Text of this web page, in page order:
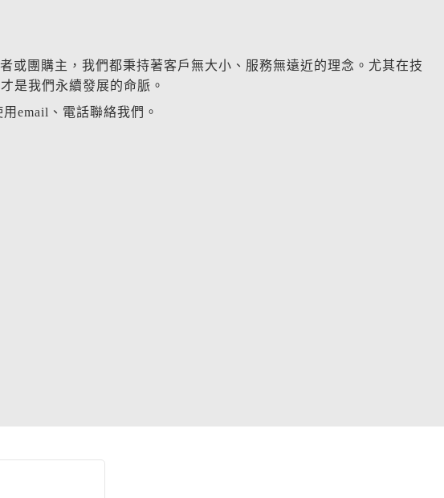
或團購主，我們都秉持著客戶無大小、服務無遠近的理念。尤其在技
是我們永續發展的命脈。
用email、電話聯絡我們。